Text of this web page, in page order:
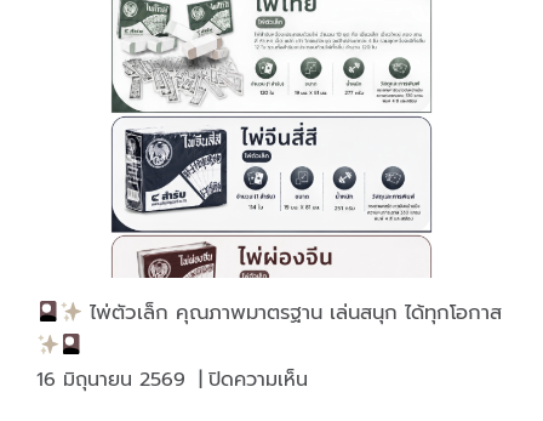
ไพ่ตัวเล็ก คุณภาพมาตรฐาน เล่นสนุก ได้ทุกโอกาส
16 มิถุนายน 2569 | ปิดความเห็นบน